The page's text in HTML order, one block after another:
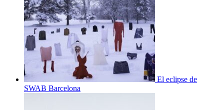
El eclipse de
SWAB Barcelona